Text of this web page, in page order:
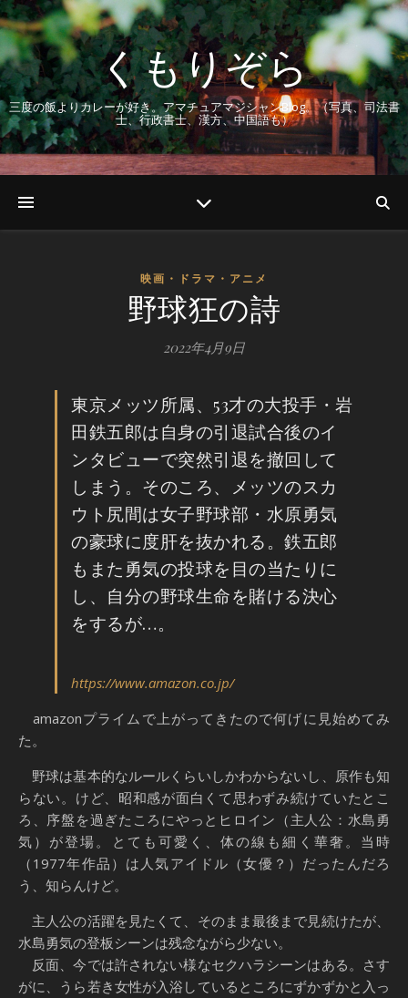
くもりぞら
三度の飯よりカレーが好き。アマチュアマジシャンBlog。（写真、司法書
士、行政書士、漢方、中国語も）
映画・ドラマ・アニメ
野球狂の詩
2022年4月9日
東京メッツ所属、53才の大投手・岩
田鉄五郎は自身の引退試合後のイ
ンタビューで突然引退を撤回して
しまう。そのころ、メッツのスカ
ウト尻間は女子野球部・水原勇気
の豪球に度肝を抜かれる。鉄五郎
もまた勇気の投球を目の当たりに
し、自分の野球生命を賭ける決心
をするが…。
https://www.amazon.co.jp/
amazonプライムで上がってきたので何げに見始めてみ
た。
野球は基本的なルールくらいしかわからないし、原作も知
らない。けど、昭和感が面白くて思わずみ続けていたとこ
ろ、序盤を過ぎたころにやっとヒロイン（主人公：水島勇
気）が登場。とても可愛く、体の線も細く華奢。当時
（1977年作品）は人気アイドル（女優？）だったんだろ
う、知らんけど。
主人公の活躍を見たくて、そのまま最後まで見続けたが、
水島勇気の登板シーンは残念ながら少ない。
反面、今では許されない様なセクハラシーンはある。さす
がに、うら若き女性が入浴しているところにずかずかと入っ